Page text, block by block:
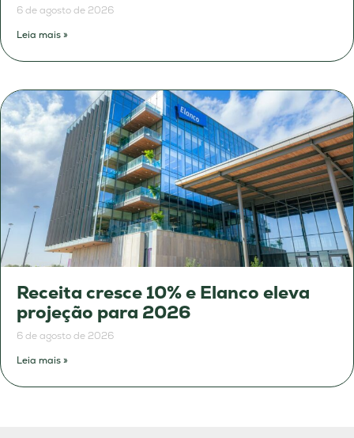
6 de agosto de 2026
Leia mais »
Receita cresce 10% e Elanco eleva
projeção para 2026
6 de agosto de 2026
Leia mais »